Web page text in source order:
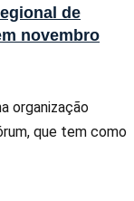
de
novembro
organização
que tem como